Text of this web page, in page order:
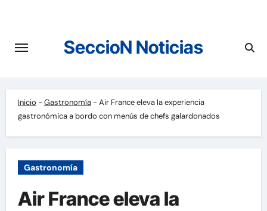
contenido
SeccioN Noticias
Inicio - Gastronomía- Air France eleva la experiencia
gastronómica a bordo con menús de chefs galardonados
Gastronomía
Air France eleva la